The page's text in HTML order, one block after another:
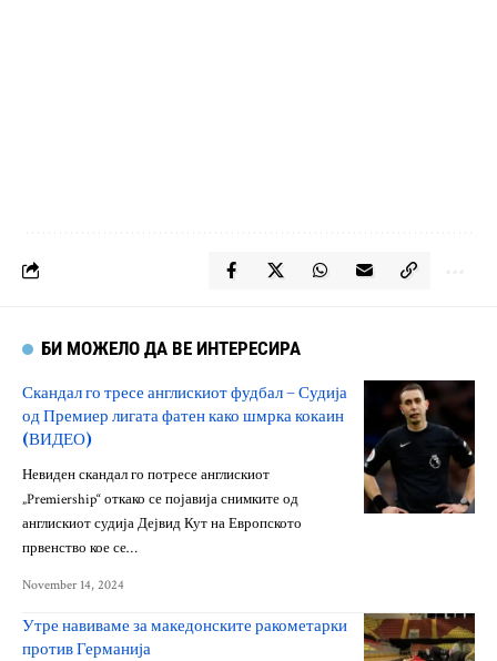
БИ МОЖЕЛО ДА ВЕ ИНТЕРЕСИРА
Скандал го тресе англискиот фудбал – Судија
од Премиер лигата фатен како шмрка кокаин
(ВИДЕО)
Невиден скандал го потресе англискиот
„Premiership“ откако се појавија снимките од
англискиот судија Дејвид Кут на Европското
првенство кое се…
November 14, 2024
Утре навиваме за македонските ракометарки
против Германија